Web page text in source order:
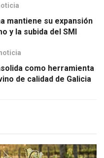
mantiene su expansión
y la subida del SMI
como herramienta
de calidad de Galicia